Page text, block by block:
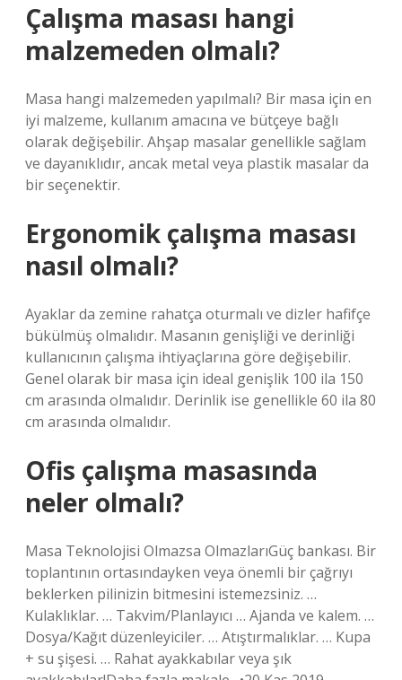
Çalışma masası hangi
malzemeden olmalı?
Masa hangi malzemeden yapılmalı? Bir masa için en
iyi malzeme, kullanım amacına ve bütçeye bağlı
olarak değişebilir. Ahşap masalar genellikle sağlam
ve dayanıklıdır, ancak metal veya plastik masalar da
bir seçenektir.
Ergonomik çalışma masası
nasıl olmalı?
Ayaklar da zemine rahatça oturmalı ve dizler hafifçe
bükülmüş olmalıdır. Masanın genişliği ve derinliği
kullanıcının çalışma ihtiyaçlarına göre değişebilir.
Genel olarak bir masa için ideal genişlik 100 ila 150
cm arasında olmalıdır. Derinlik ise genellikle 60 ila 80
cm arasında olmalıdır.
Ofis çalışma masasında
neler olmalı?
Masa Teknolojisi Olmazsa OlmazlarıGüç bankası. Bir
toplantının ortasındayken veya önemli bir çağrıyı
beklerken pilinizin bitmesini istemezsiniz. …
Kulaklıklar. … Takvim/Planlayıcı … Ajanda ve kalem. …
Dosya/Kağıt düzenleyiciler. … Atıştırmalıklar. … Kupa
+ su şişesi. … Rahat ayakkabılar veya şık